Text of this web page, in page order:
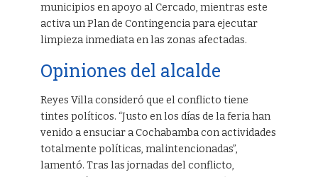
municipios en apoyo al Cercado, mientras este
activa un Plan de Contingencia para ejecutar
limpieza inmediata en las zonas afectadas.
Opiniones del alcalde
Reyes Villa consideró que el conflicto tiene
tintes políticos. “Justo en los días de la feria han
venido a ensuciar a Cochabamba con actividades
totalmente políticas, malintencionadas”,
lamentó. Tras las jornadas del conflicto,